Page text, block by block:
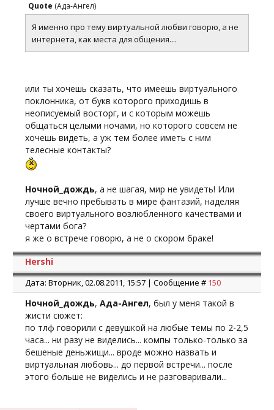
Quote (Ада-Ангел)
Я именно про тему виртуальной любви говорю, а не
интернета, как места для общения....
или ты хочешь сказать, что имеешь виртуального
поклонника, от букв которого приходишь в
неописуемый восторг, и с которым можешь
общаться целыми ночами, но которого совсем не
хочешь видеть, а уж тем более иметь с ним
телесные контакты?
Ночной_дождь, а не шагая, мир не увидеть! Или
лучше вечно пребывать в мире фантазий, наделяя
своего виртуального возлюбленного качествами и
чертами бога?
я же о встрече говорю, а не о скором браке!
Hershi
Дата: Вторник, 02.08.2011, 15:57 | Сообщение # 150
Ночной_дождь, Ада-Ангел, был у меня такой в
жисти сюжет:
по тлф говорили с девушкой на любые темы по 2-2,5
часа... ни разу не виделись... компы только-только за
бешеные деньжищи... вроде можно назвать и
виртуальная любовь... до первой встречи... после
этого больше не виделись и не разговаривали...